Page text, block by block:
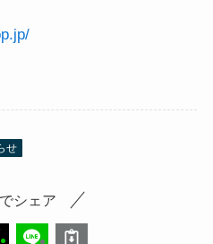
せ
シェア